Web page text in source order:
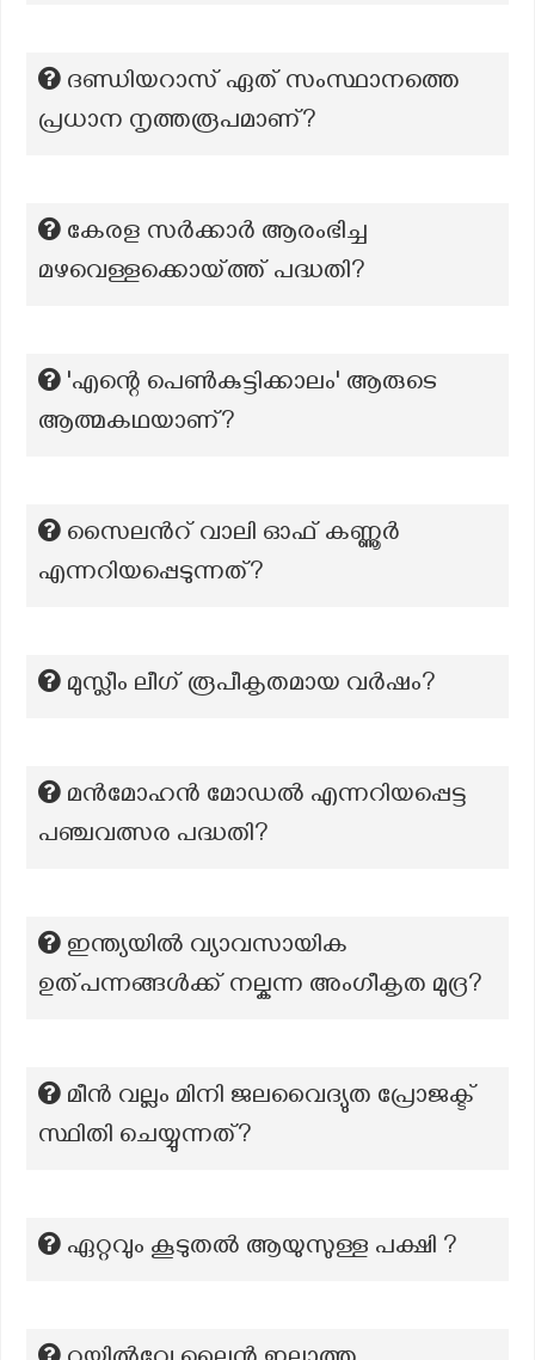
ദണ്ഡിയറാസ് ഏത് സംസ്ഥാനത്തെ
പ്രധാന നൃത്തരൂപമാണ്?
കേരള സർക്കാർ ആരംഭിച്ച
മഴവെള്ളക്കൊയ്ത്ത് പദ്ധതി?
'എന്റെ പെൺകുട്ടിക്കാലം' ആരുടെ
ആത്മകഥയാണ്?
സൈലന്‍റ് വാലി ഓഫ് കണ്ണൂർ
എന്നറിയപ്പെടുന്നത്?
മുസ്ലീം ലീഗ് രൂപീകൃതമായ വർഷം?
മൻമോഹൻ മോഡൽ എന്നറിയപ്പെട്ട
പഞ്ചവത്സര പദ്ധതി?
ഇന്ത്യയിൽ വ്യാവസായിക
ഉത്പന്നങ്ങൾക്ക് നല്കന്ന അംഗീകൃത മുദ്ര?
മീൻ വല്ലം മിനി ജലവൈദ്യുത പ്രോജക്ട്
സ്ഥിതി ചെയ്യുന്നത്?
ഏറ്റവും കൂടുതൽ ആയുസുള്ള പക്ഷി ?